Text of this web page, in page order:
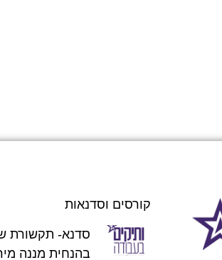
קורסים וסדנאות
סדנא- תקשורת